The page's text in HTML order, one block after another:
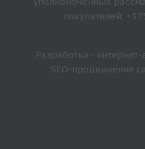
покупателей:
Разработка -
SEO-продвижение